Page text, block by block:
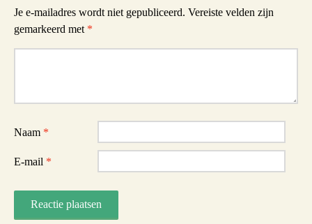
Je e-mailadres wordt niet gepubliceerd. Vereiste velden zijn
gemarkeerd met *
Naam *
E-mail *